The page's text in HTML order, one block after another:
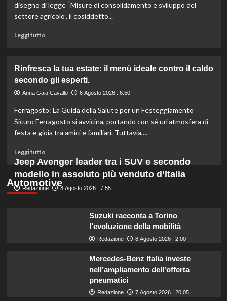
quali
marche
disegno di legge “Misure di consolidamento e sviluppo del
settore agricolo”, il cosiddetto...
Leggi tuttoLeggi
Camera
approva
ddl
finanziamenti
aumentati
di
per
settore
primario.
Rinfresca la tua estate: il menù ideale contro il caldo
secondo gli esperti.
Anna Gaia Cavallo 6 Agosto 2026 : 6:50
Ferragosto: La Guida della Salute per un Festeggiamento
Sicuro Ferragosto si avvicina, portando con sé un'atmosfera di
festa e gioia tra amici e familiari. Tuttavia,...
Leggi tuttoLeggi
di
più
su
Rinfresca
Automotive
Jeep Avenger leader tra i SUV e secondo
modello in assoluto più venduto d’Italia
Redazione 8 Agosto 2026 : 7:55
Suzuki racconta a Torino
l’evoluzione della mobilità
Redazione 8 Agosto 2026 : 2:00
Mercedes-Benz Italia investe
nell’ampliamento dell’offerta
pneumatici
Redazione 7 Agosto 2026 : 20:05